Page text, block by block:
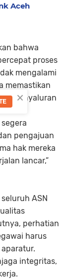
Aceh
bahwa
proses
mengalami
memastikan
penyaluran
pengajuan
hak mereka
lancar,”
ASN
perhatian
harus
integritas,
×